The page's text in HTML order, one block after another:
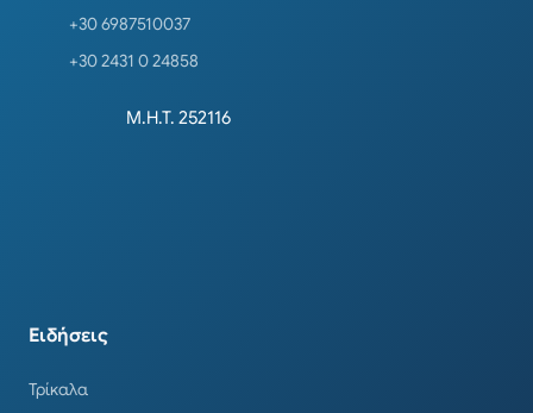
+30 6987510037
+30 2431 0 24858
Μ.Η.Τ. 252116
Ειδήσεις
Τρίκαλα